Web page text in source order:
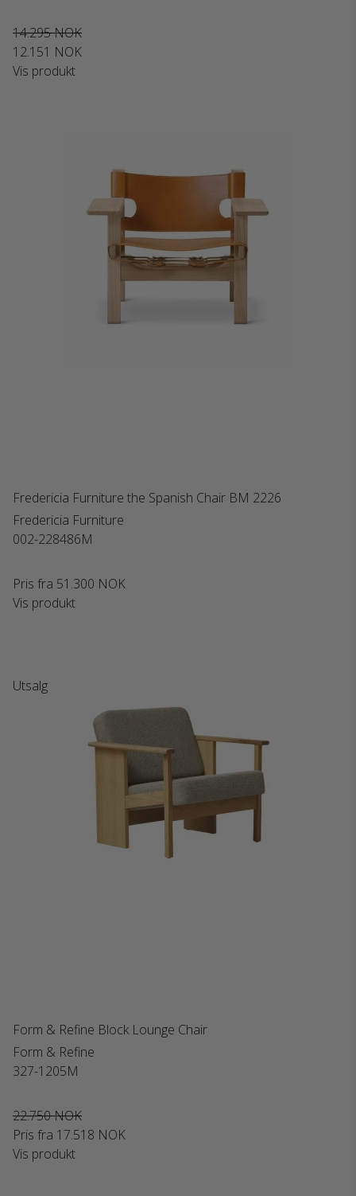
14.295 NOK
12.151 NOK
Vis produkt
Fredericia Furniture the Spanish Chair BM 2226
Fredericia Furniture
002-228486M
Pris fra 51.300 NOK
Vis produkt
Utsalg
Form & Refine Block Lounge Chair
Form & Refine
327-1205M
22.750 NOK
Pris fra 17.518 NOK
Vis produkt